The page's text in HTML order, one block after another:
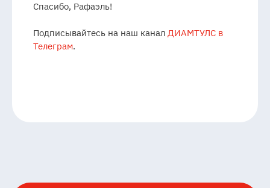
Спасибо, Рафаэль!
Подписывайтесь на наш канал ДИАМТУЛС в
Телеграм.